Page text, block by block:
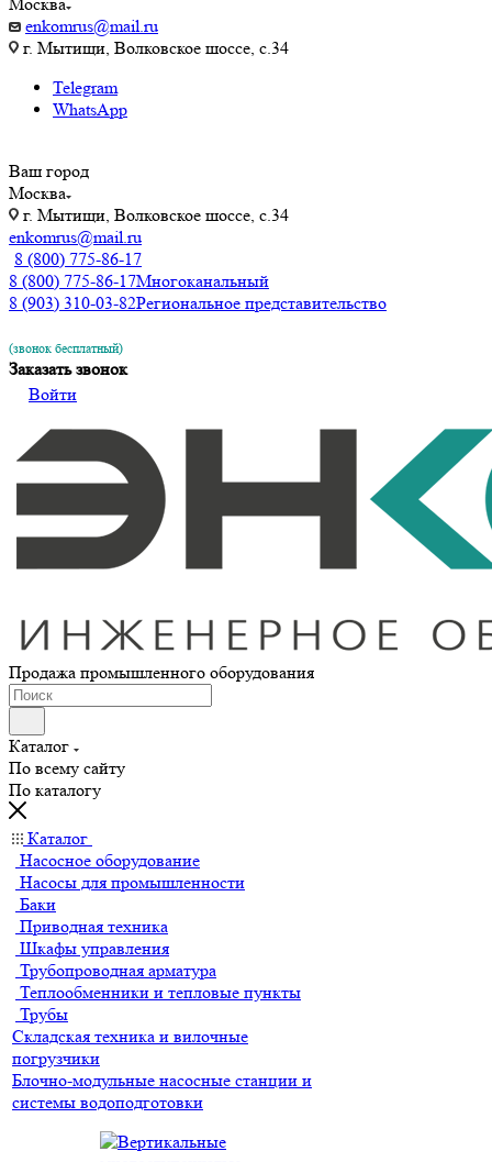
enkomrus@mail.ru
г. Мытищи, Волковское шоссе, с.34
Telegram
WhatsApp
Ваш город
Москва
г. Мытищи, Волковское шоссе, с.34
enkomrus@mail.ru
8 (800) 775-86-17
8 (800) 775-86-17Многоканальный
8 (903) 310-03-82Региональное представительство
(звонок бесплатный)
Заказать звонок
Войти
Продажа промышленного оборудования
Каталог
По всему сайту
По каталогу
Каталог
Насосное оборудование
Насосы для промышленности
Баки
Приводная техника
Шкафы управления
Трубопроводная арматура
Теплообменники и тепловые пункты
Трубы
Складская техника и вилочные
погрузчики
Блочно-модульные насосные станции и
системы водоподготовки